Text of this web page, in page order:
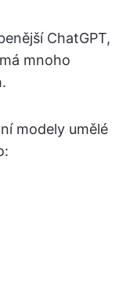
ChatGPT,
mnoho
modely umělé